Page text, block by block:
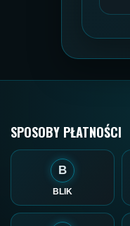
SPOSOBY PŁATNOŚCI
B
BLIK